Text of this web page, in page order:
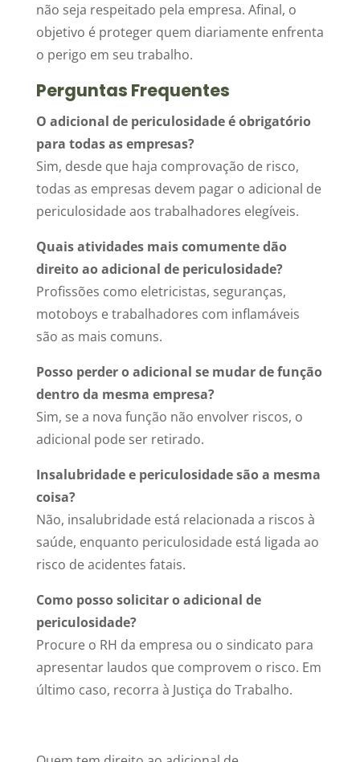
não seja respeitado pela empresa. Afinal, o
objetivo é proteger quem diariamente enfrenta
o perigo em seu trabalho.
Perguntas Frequentes
O adicional de periculosidade é obrigatório
para todas as empresas?
Sim, desde que haja comprovação de risco,
todas as empresas devem pagar o adicional de
periculosidade aos trabalhadores elegíveis.
Quais atividades mais comumente dão
direito ao adicional de periculosidade?
Profissões como eletricistas, seguranças,
motoboys e trabalhadores com inflamáveis
são as mais comuns.
Posso perder o adicional se mudar de função
dentro da mesma empresa?
Sim, se a nova função não envolver riscos, o
adicional pode ser retirado.
Insalubridade e periculosidade são a mesma
coisa?
Não, insalubridade está relacionada a riscos à
saúde, enquanto periculosidade está ligada ao
risco de acidentes fatais.
Como posso solicitar o adicional de
periculosidade?
Procure o RH da empresa ou o sindicato para
apresentar laudos que comprovem o risco. Em
último caso, recorra à Justiça do Trabalho.